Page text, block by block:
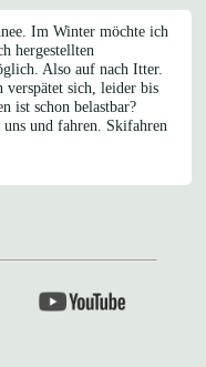
Im Winter möchte ich
hergestellten
Also auf nach Itter.
verspätet sich, leider bis
ist schon belastbar?
und fahren. Skifahren